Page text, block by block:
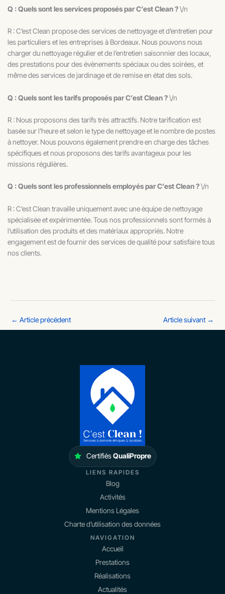
Q : Quels sont les services proposés par C’est Clean ?\/n
R : C’est Clean propose des services de nettoyage et d’entretien pour
les particuliers et les entreprises à Bordeaux. Nous pouvons nous
charger du nettoyage régulier et de l’entretien saisonnier des locaux,
des prestations pour des évènements spéciaux ou des soirées, et
même des services de jardinage et de remise en état des sols.
Q : Quels sont les tarifs proposés par C’est Clean ?\/n
R : Nous proposons des tarifs très attractifs. Notre tarification est
basée sur l’heure et selon le type de nettoyage et le nombre de postes
à nettoyer. Nous pouvons également prendre en charge des tâches
spécifiques et nous proposons des tarifs avantageux pour les
missions régulières.
Q : Quels sont les professionnels employés par C’est Clean ?\/n
R : C’est Clean travaille uniquement avec une équipe de nettoyage
spécialisée et expérimentée. Tous nos professionnels sont formés à
l’utilisation des produits et des matériaux appropriés. Notre
engagement est de fournir des services de qualité pour satisfaire tous
nos clients.
← Article précédent Article suivant →
CertifiésQualiPropre
LIENS RAPIDES
Blog
Activités
Mentions Légales
Charte d’utilisation des données
NAVIGATION
Accueil
Prestations
Réalisations
Actualités